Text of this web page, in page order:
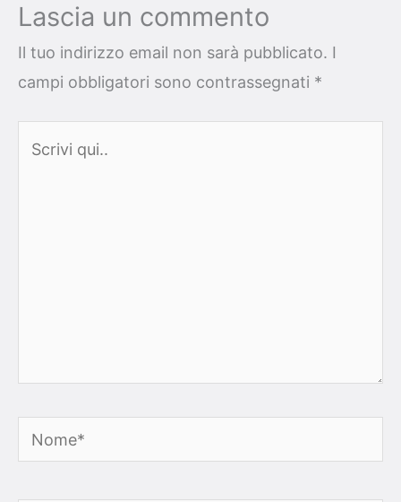
Lascia un commento
Il tuo indirizzo email non sarà pubblicato. I
campi obbligatori sono contrassegnati *
Nome*